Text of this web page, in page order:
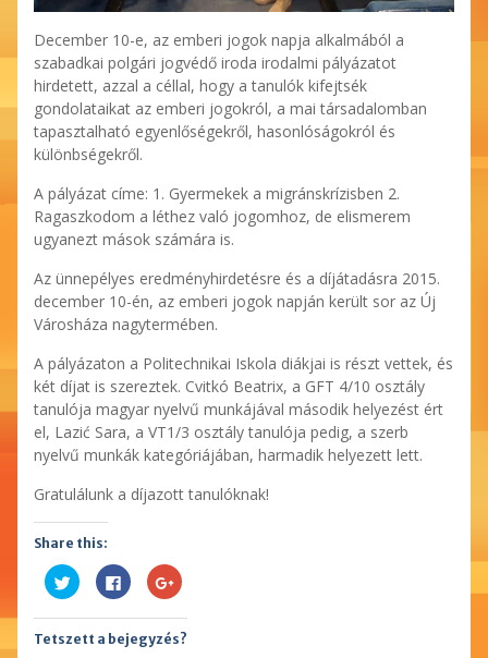
December 10-e, az emberi jogok napja alkalmából a
szabadkai polgári jogvédő iroda irodalmi pályázatot
hirdetett, azzal a céllal, hogy a tanulók kifejtsék
gondolataikat az emberi jogokról, a mai társadalomban
tapasztalható egyenlőségekről, hasonlóságokról és
különbségekről.
A pályázat címe: 1. Gyermekek a migránskrízisben 2.
Ragaszkodom a léthez való jogomhoz, de elismerem
ugyanezt mások számára is.
Az ünnepélyes eredményhirdetésre és a díjátadásra 2015.
december 10-én, az emberi jogok napján került sor az Új
Városháza nagytermében.
A pályázaton a Politechnikai Iskola diákjai is részt vettek, és
két díjat is szereztek. Cvitkó Beatrix, a GFT 4/10 osztály
tanulója magyar nyelvű munkájával második helyezést ért
el, Lazić Sara, a VT1/3 osztály tanulója pedig, a szerb
nyelvű munkák kategóriájában, harmadik helyezett lett.
Gratulálunk a díjazott tanulóknak!
Share this:
Kattints
ide
Twitter-
en
való
Facebookon
való
megosztáshoz
kattintás
ide.
(Új
Megosztás
a
plusszon(Új
ablakban
nyílik
Tetszett a bejegyzés?